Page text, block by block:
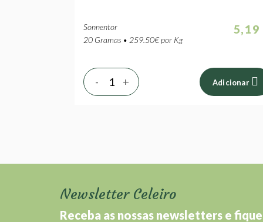
Sonnentor
20 Gramas • 259.50€ por Kg
5,19
+
- Adicionar
Newsletter Celeiro
Receba as nossas newsletters e